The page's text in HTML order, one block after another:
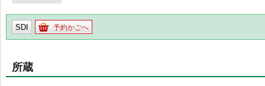
SDI 予約かごへ
所蔵